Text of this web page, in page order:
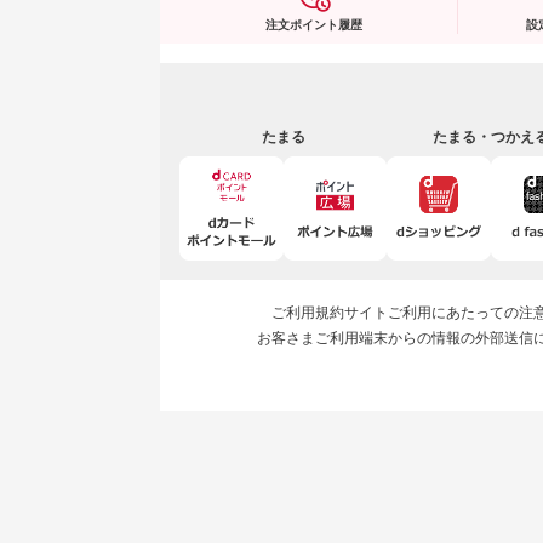
注文ポイント履歴 設
たまる たまる・つかえ
ご利用規約サイトご利用にあたっての注
お客さまご利用端末からの情報の外部送信